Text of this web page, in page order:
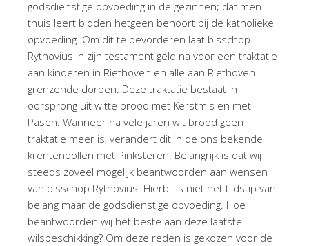
godsdienstige opvoeding in de gezinnen; dat men
thuis leert bidden hetgeen behoort bij de katholieke
opvoeding. Om dit te bevorderen laat bisschop
Rythovius in zijn testament geld na voor een traktatie
aan kinderen in Riethoven en alle aan Riethoven
grenzende dorpen. Deze traktatie bestaat in
oorsprong uit witte brood met Kerstmis en met
Pasen. Wanneer na vele jaren wit brood geen
traktatie meer is, verandert dit in de ons bekende
krentenbollen met Pinksteren. Belangrijk is dat wij
steeds zoveel mogelijk beantwoorden aan wensen
van bisschop Rythovius. Hierbij is niet het tijdstip van
belang maar de godsdienstige opvoeding. Hoe
beantwoorden wij het beste aan deze laatste
wilsbeschikking? Om deze reden is gekozen voor de